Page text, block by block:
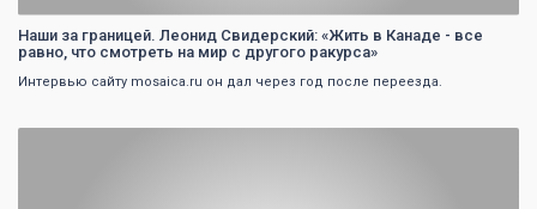
Наши за границей. Леонид Свидерский: «Жить в Канаде - все
равно, что смотреть на мир с другого ракурса»
Интервью сайту mosaica.ru он дал через год после переезда.